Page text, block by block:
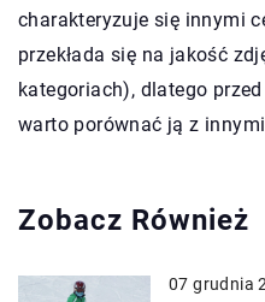
charakteryzuje się innymi
przekłada się na jakość
kategoriach), dlatego
warto porównać ją z
Zobacz Również
07 grudnia